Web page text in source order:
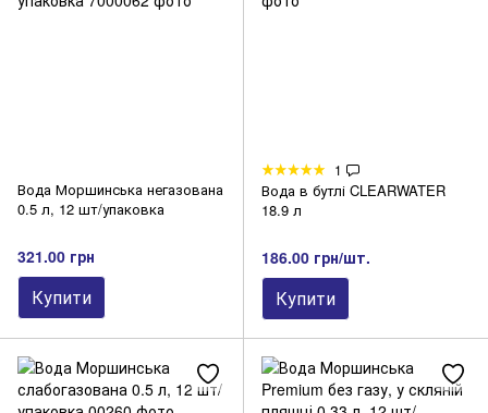
Вода Моршинська негазована
0.5 л, 12 шт/упаковка
321.00 грн
Купити
1
Вода в бутлі CLEARWATER
18.9 л
186.00 грн/шт.
Купити